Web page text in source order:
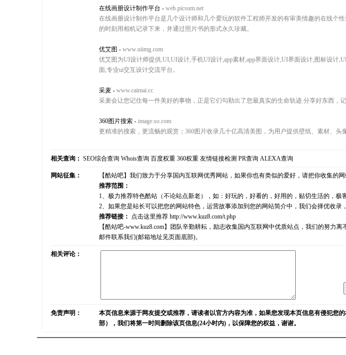
在线画册设计制作平台 - web.picsum.net
在线画册设计制作平台是几个设计师和几个爱玩的软件工程师开发的有审美情趣的在线个
的时刻用相机记录下来，并通过照片书的形式永久珍藏。
优艾图 - www.uiimg.com
优艾图为UI设计师提供,UI,UI设计,手机UI设计,app素材,app界面设计,UI界面设计,图标设计
面,专业ui交互设计交流平台。
采麦 - www.caimai.cc
采麦会让您记住每一件美好的事物，正是它们勾勒出了您最真实的生命轨迹.分享好东西，
360图片搜索 - image.so.com
更精准的搜索，更流畅的观赏；360图片收录几十亿高清美图，为用户提供壁纸、素材、头
相关查询： SEO综合查询 Whois查询 百度权重 360权重 友情链接检测 PR查询 ALEXA查询
网站征集：
【酷站吧】我们致力于分享国内互联网优秀网站，如果你也有类似的爱好，请把你收集的
推荐范围：
1、极力推荐特色酷站（不论站点新老），如：好玩的，好看的，好用的，贴切生活的，极
2、如果您是站长可以把您的网站特色，运营故事添加到您的网站简介中，我们会择优收录
推荐链接： 点击这里推荐 http://www.kuz8.com/t.php
【酷站吧-www.kuz8.com】团队辛勤耕耘，励志收集国内互联网中优质站点，我们的努力
邮件联系我们(邮箱地址见页面底部)。
相关评论：
免责声明：
本页信息来源于网友提交或推荐，请读者以官方内容为准，如果您发现本页信息有侵犯您
部），我们将第一时间删除该页信息(24小时内)，以保障您的权益，谢谢。